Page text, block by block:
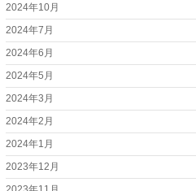
2024年10月
2024年7月
2024年6月
2024年5月
2024年3月
2024年2月
2024年1月
2023年12月